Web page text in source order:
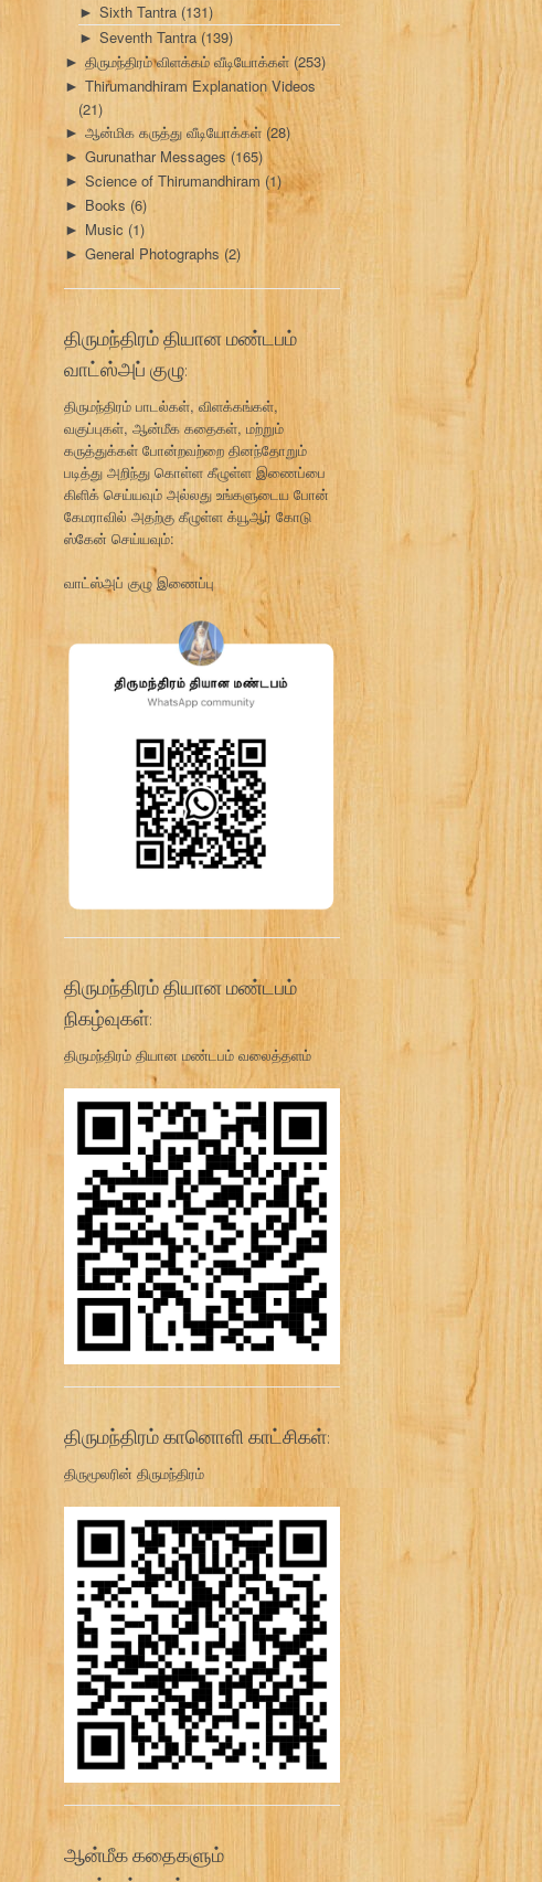
► Sixth Tantra (131)
► Seventh Tantra (139)
► திருமந்திரம் விளக்கம் வீடியோக்கள் (253)
► Thirumandhiram Explanation Videos
(21)
► ஆன்மிக கருத்து வீடியோக்கள் (28)
► Gurunathar Messages (165)
► Science of Thirumandhiram (1)
► Books (6)
► Music (1)
► General Photographs (2)
திருமந்திரம் தியான மண்டபம்
வாட்ஸ்அப் குழு:
திருமந்திரம் பாடல்கள், விளக்கங்கள்,
வகுப்புகள், ஆன்மீக கதைகள், மற்றும்
கருத்துக்கள் போன்றவற்றை தினந்தோறும்
படித்து அறிந்து கொள்ள கீழுள்ள இணைப்பை
கிளிக் செய்யவும் அல்லது உங்களுடைய போன்
கேமராவில் அதற்கு கீழுள்ள க்யூஆர் கோடு
ஸ்கேன் செய்யவும்:
வாட்ஸ்அப் குழு இணைப்பு
திருமந்திரம் தியான மண்டபம்
நிகழ்வுகள்:
திருமந்திரம் தியான மண்டபம் வலைத்தளம்
திருமந்திரம் கானொளி காட்சிகள்:
திருமூலரின் திருமந்திரம்
ஆன்மீக கதைகளும்